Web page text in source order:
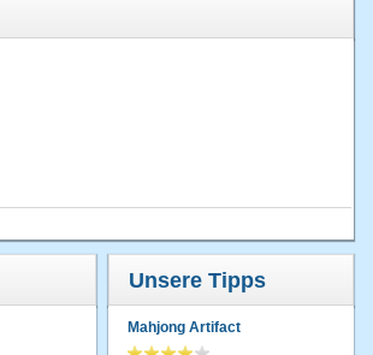
16.10.2010 · 12:52 Uhr
Unsere Tipps
Mahjong Artifact